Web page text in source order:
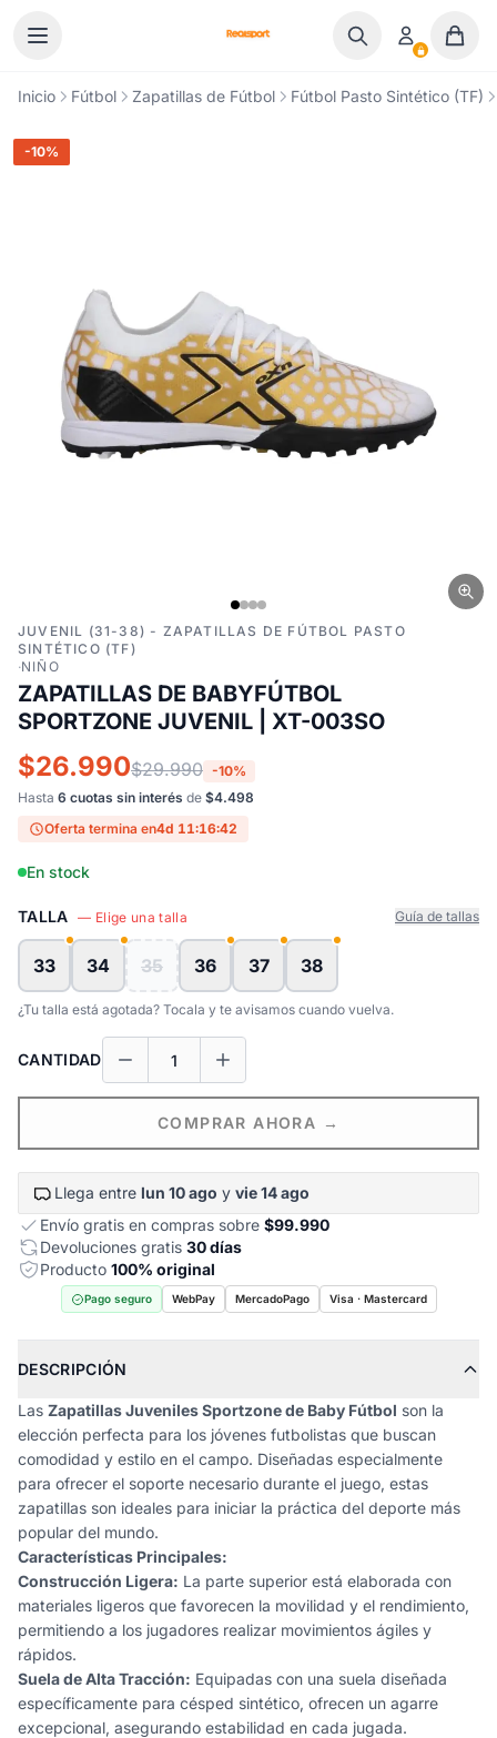
Inicio Fútbol Zapatillas de Fútbol Fútbol Pasto Sintético (TF)
-10%
JUVENIL (31-38) - ZAPATILLAS DE FÚTBOL PASTO
SINTÉTICO (TF)
·NIÑO
ZAPATILLAS DE BABYFÚTBOL
SPORTZONE JUVENIL | XT-003SO
$26.990$29.990 -10%
Hasta 6 cuotas sin interés de $4.498
Oferta termina en4d 11:16:41
En stock
TALLA — Elige una talla Guía de tallas
33 34 35 36 37 38
¿Tu talla está agotada? Tocala y te avisamos cuando vuelva.
CANTIDAD
COMPRAR AHORA →
Llega entre lun 10 ago y vie 14 ago
Envío gratis en compras sobre $99.990
Devoluciones gratis 30 días
Producto 100% original
Pago seguro WebPay MercadoPago Visa · Mastercard
DESCRIPCIÓN
Las Zapatillas Juveniles Sportzone de Baby Fútbol son la
elección perfecta para los jóvenes futbolistas que buscan
comodidad y estilo en el campo. Diseñadas especialmente
para ofrecer el soporte necesario durante el juego, estas
zapatillas son ideales para iniciar la práctica del deporte más
popular del mundo.
Características Principales:
Construcción Ligera: La parte superior está elaborada con
materiales ligeros que favorecen la movilidad y el rendimiento,
permitiendo a los jugadores realizar movimientos ágiles y
rápidos.
Suela de Alta Tracción: Equipadas con una suela diseñada
específicamente para césped sintético, ofrecen un agarre
excepcional, asegurando estabilidad en cada jugada.